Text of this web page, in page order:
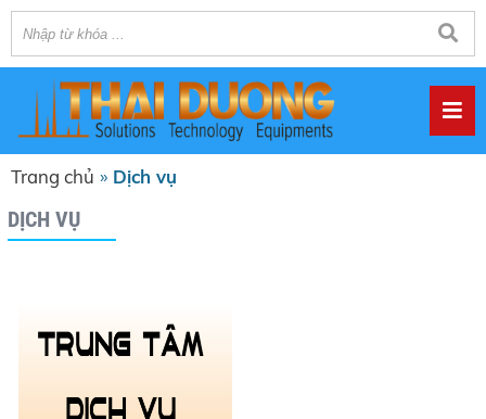
Trang chủ » Dịch vụ
DỊCH VỤ